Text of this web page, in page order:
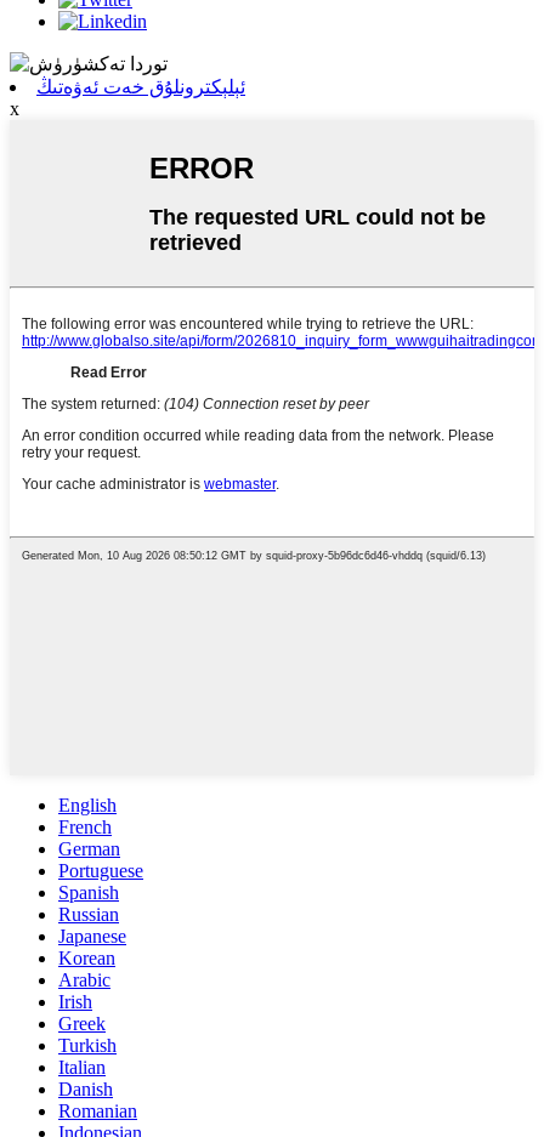
ئېلېكترونلۇق خەت ئەۋەتىڭ
x
English
French
German
Portuguese
Spanish
Russian
Japanese
Korean
Arabic
Irish
Greek
Turkish
Italian
Danish
Romanian